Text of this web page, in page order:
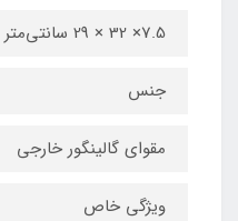
7.5× 32 × 29 سانتی‌متر
جنس
مقوای گالینگور خارجی
ویژگی خاص